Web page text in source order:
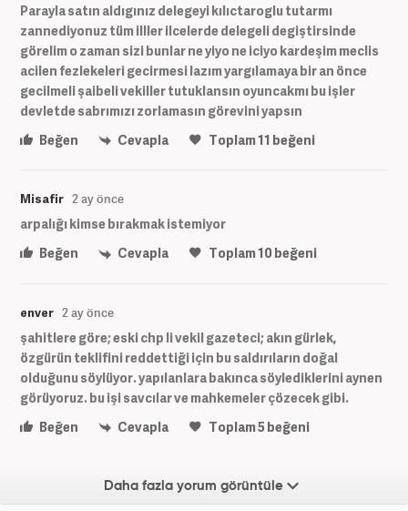
Parayla satın aldıgınız delegeyi kılıctaroglu tutarmı
zannediyonuz tüm illler ilcelerde delegeli degiştirsinde
görelim o zaman sizi bunlar ne yiyo ne iciyo kardeşim meclis
acilen fezlekeleri gecirmesi lazım yargılamaya bir an önce
gecilmeli şaibeli vekiller tutuklansın oyuncakmı bu işler
devletde sabrımızı zorlamasın görevini yapsın
Beğen
Cevapla Toplam11 beğeni
Misafir 2 ay önce
arpalığı kimse bırakmak istemiyor
Beğen
Cevapla Toplam10beğeni
enver 2 ay önce
şahitlere göre; eski chp li vekil gazeteci; akın gürlek,
özgürün teklifini reddettiği için bu saldırıların doğal
olduğunu söylüyor. yapılanlara bakınca söylediklerini aynen
görüyoruz. bu işi savcılar ve mahkemeler çözecek gibi.
Beğen
Cevapla Toplam5beğeni
Daha fazla yorum görüntüle